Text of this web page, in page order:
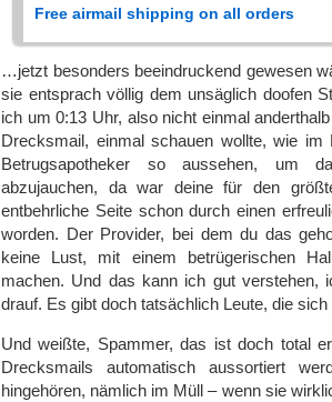
Free airmail shipping on all orders
…jetzt besonders beeindruckend gewesen
sie entsprach völlig dem unsäglich doofen
ich um 0:13 Uhr, also nicht einmal
Drecksmail, einmal schauen wollte, wie im
Betrugsapotheker so aussehen, um
abzujauchen, da war deine für den
entbehrliche Seite schon durch einen
worden. Der Provider, bei dem du das
keine Lust, mit einem betrügerischen
machen. Und das kann ich gut verstehen,
drauf. Es gibt doch tatsächlich Leute, die
Und weißte, Spammer, das ist doch total
Drecksmails automatisch aussortiert
hingehören, nämlich im Müll – wenn sie